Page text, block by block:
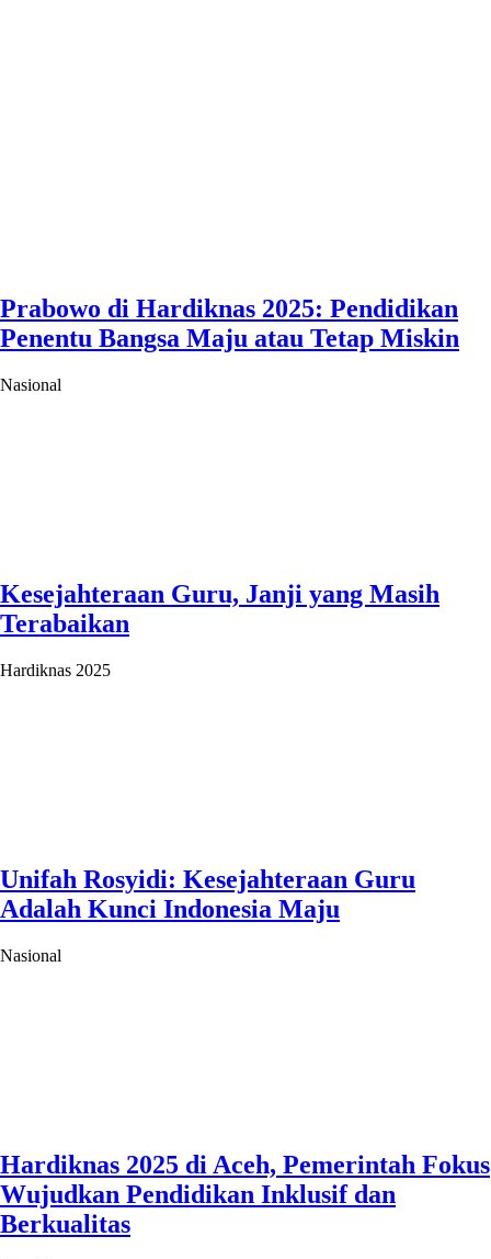
Prabowo di Hardiknas 2025: Pendidikan
Penentu Bangsa Maju atau Tetap Miskin
Nasional
Kesejahteraan Guru, Janji yang Masih
Terabaikan
Hardiknas 2025
Unifah Rosyidi: Kesejahteraan Guru
Adalah Kunci Indonesia Maju
Nasional
Hardiknas 2025 di Aceh, Pemerintah Fokus
Wujudkan Pendidikan Inklusif dan
Berkualitas